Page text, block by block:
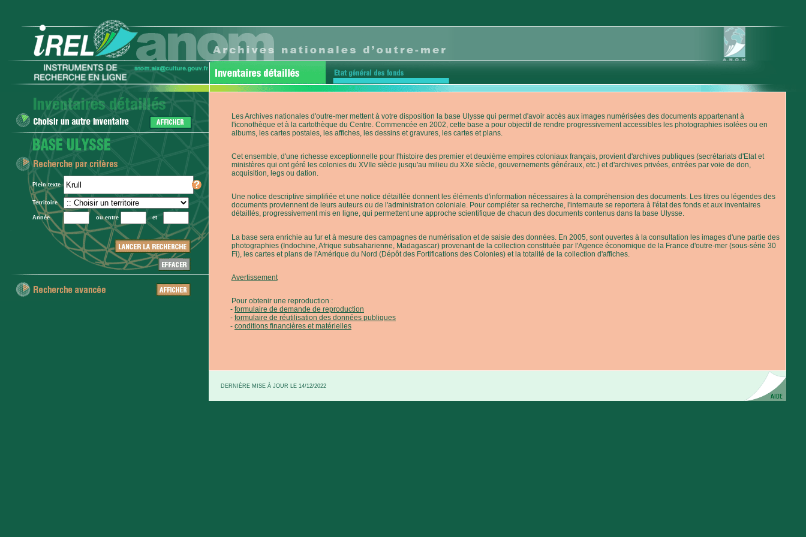
Plein texte
Territoire
Année ou entre et
Les Archives nationales d'outre-mer mettent à votre disposition la base Ulysse qui permet d'avoir accès aux images numérisées des documents appartenant à
l'iconothèque et à la cartothèque du Centre. Commencée en 2002, cette base a pour objectif de rendre progressivement accessibles les photographies isolées ou en
albums, les cartes postales, les affiches, les dessins et gravures, les cartes et plans.
Cet ensemble, d'une richesse exceptionnelle pour l'histoire des premier et deuxième empires coloniaux français, provient d'archives publiques (secrétariats d'Etat et
ministères qui ont géré les colonies du XVIIe siècle jusqu'au milieu du XXe siècle, gouvernements généraux, etc.) et d'archives privées, entrées par voie de don,
acquisition, legs ou dation.
Une notice descriptive simplifiée et une notice détaillée donnent les éléments d'information nécessaires à la compréhension des documents. Les titres ou légendes des
documents proviennent de leurs auteurs ou de l'administration coloniale. Pour compléter sa recherche, l'internaute se reportera à l'état des fonds et aux inventaires
détaillés, progressivement mis en ligne, qui permettent une approche scientifique de chacun des documents contenus dans la base Ulysse.
La base sera enrichie au fur et à mesure des campagnes de numérisation et de saisie des données. En 2005, sont ouvertes à la consultation les images d'une partie des
photographies (Indochine, Afrique subsaharienne, Madagascar) provenant de la collection constituée par l'Agence économique de la France d'outre-mer (sous-série 30
Fi), les cartes et plans de l'Amérique du Nord (Dépôt des Fortifications des Colonies) et la totalité de la collection d'affiches.
Avertissement
Pour obtenir une reproduction :
formulaire de demande de reproduction
formulaire de réutilisation des données publiques
conditions financières et matérielles
DERNIÈRE MISE À JOUR LE 14/12/2022